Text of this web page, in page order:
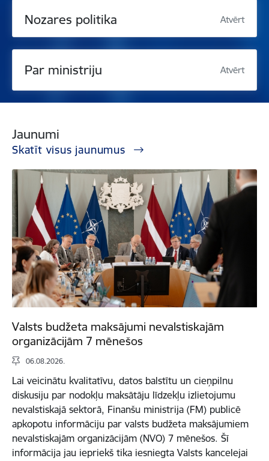
Nozares politika Atvērt
Par ministriju Atvērt
Jaunumi
Skatīt visus jaunumus
Valsts budžeta maksājumi nevalstiskajām
organizācijām 7 mēnešos
06.08.2026.
Lai veicinātu kvalitatīvu, datos balstītu un cieņpilnu
diskusiju par nodokļu maksātāju līdzekļu izlietojumu
nevalstiskajā sektorā, Finanšu ministrija (FM) publicē
apkopotu informāciju par valsts budžeta maksājumiem
nevalstiskajām organizācijām (NVO) 7 mēnešos. Šī
informācija jau iepriekš tika iesniegta Valsts kancelejai